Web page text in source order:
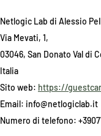
Netlogic Lab di Alessio
Via Mevati, 1,
03046, San Donato Val di
Italia
Sito web: https://
Email: info@netlogiclab.it
Numero di telefono: